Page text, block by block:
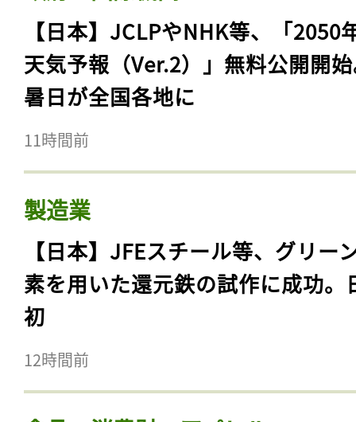
【日本】JCLPやNHK等、「2050
天気予報（Ver.2）」無料公開開
暑日が全国各地に
11時間前
製造業
【日本】JFEスチール等、グリー
素を用いた還元鉄の試作に成功。
初
12時間前